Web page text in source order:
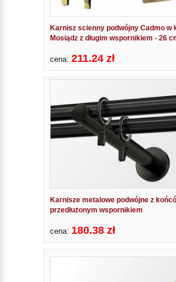
Karnisz scienny podwójny Cadmo w
Mosiądz z długim wspornikiem - 26
cena: 211.24 zł
Karnisze metalowe podwójne z
przedłużonym wspornikiem
cena: 180.38 zł